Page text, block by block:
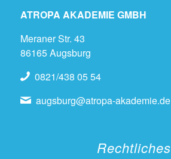
ATROPA AKADEMIE GMBH
Meraner Str. 43
86165 Augsburg
0821/438 05 54
augsburg@atropa-akademie.de
Rechtliches